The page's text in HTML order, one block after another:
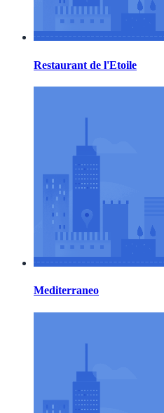
Restaurant de l'Etoile
Mediterraneo